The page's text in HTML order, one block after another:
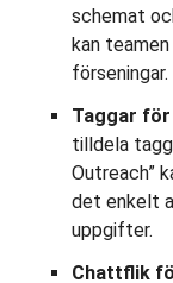
schemat
kan
förseningar.
Taggar
tilldela
Outreach”
det enkelt
uppgifter.
Chattflik